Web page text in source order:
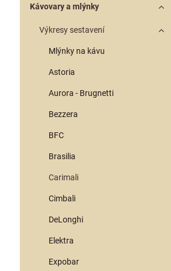
Kávovary a mlýnky
Výkresy sestavení
Mlýnky na kávu
Astoria
Aurora - Brugnetti
Bezzera
BFC
Brasilia
Carimali
Cimbali
DeLonghi
Elektra
Expobar